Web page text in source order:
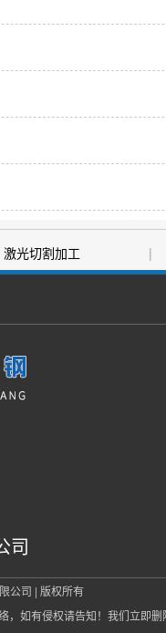
激光切割加工 |
司
公司 | 版权所有
，如有侵权请告知！我们立即